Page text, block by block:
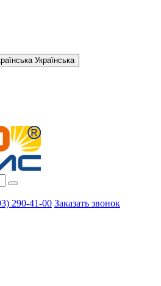
Українська
290-41-00 Заказать звонок